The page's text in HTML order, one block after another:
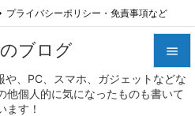
ブログ
や、PC、スマホ、ガジェットなどな
他個人的に気になったものも書いて
ます！


メニュ
プライバシーポリシー・免責事項など